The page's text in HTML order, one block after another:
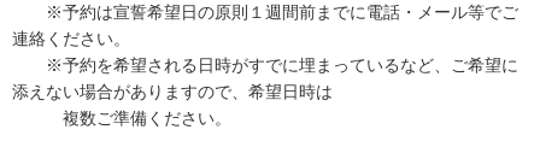
※予約は宣誓希望日の原則１週間前までに電話・メール等でご
連絡ください。
※予約を希望される日時がすでに埋まっているなど、ご希望に
添えない場合がありますので、希望日時は
複数ご準備ください。